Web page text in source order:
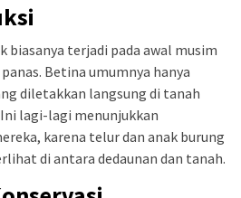
biasanya terjadi pada awal musim
Betina umumnya hanya
diletakkan langsung di tanah
lagi-lagi menunjukkan
karena telur dan anak burung
di antara dedaunan dan tanah.